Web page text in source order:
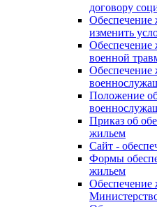
договору
Обеспечение
изменить
Обеспечение
военной
Обеспечение
Положение
Приказ об
жильем
Сайт -
Формы
жильем